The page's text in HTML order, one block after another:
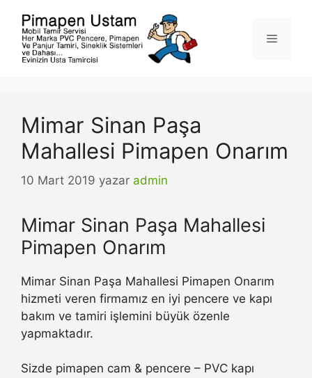
Menü
Mimar Sinan Paşa
Mahallesi Pimapen Onarım
10 Mart 2019 yazar admin
Mimar Sinan Paşa Mahallesi
Pimapen Onarım
Mimar Sinan Paşa Mahallesi Pimapen Onarım
hizmeti veren firmamız en iyi pencere ve kapı
bakım ve tamiri işlemini büyük özenle
yapmaktadır.
Sizde pimapen cam & pencere – PVC kapı